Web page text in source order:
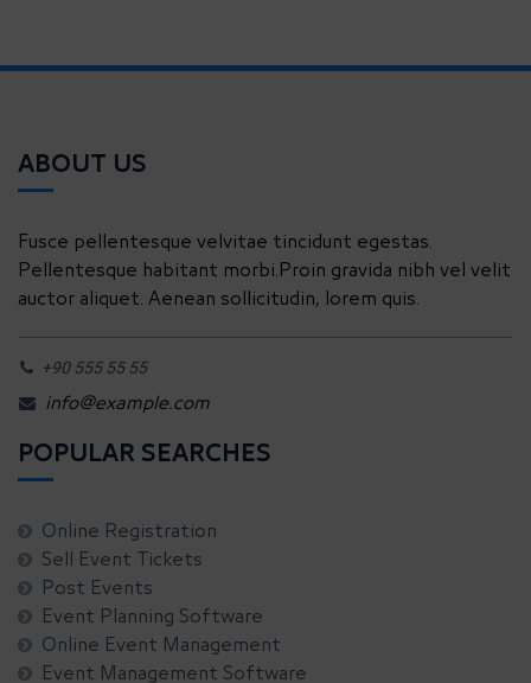
ABOUT US
Fusce pellentesque velvitae tincidunt egestas.
Pellentesque habitant morbi.Proin gravida nibh vel velit
auctor aliquet. Aenean sollicitudin, lorem quis.
+90 555 55 55
info@example.com
POPULAR SEARCHES
Online Registration
Sell Event Tickets
Post Events
Event Planning Software
Online Event Management
Event Management Software